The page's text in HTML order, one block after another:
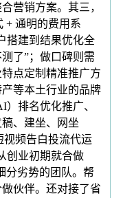
销方案。其三，
+ 通明的费用系
搭建到结果优化全
了”；做口碑则需
点定制精准推广方
等本土行业的品牌
排名优化推广、
、建坐、网坐
视频告白投流代运
创业初期就合做
分劣势的团队。帮
伙伴。还对接了省